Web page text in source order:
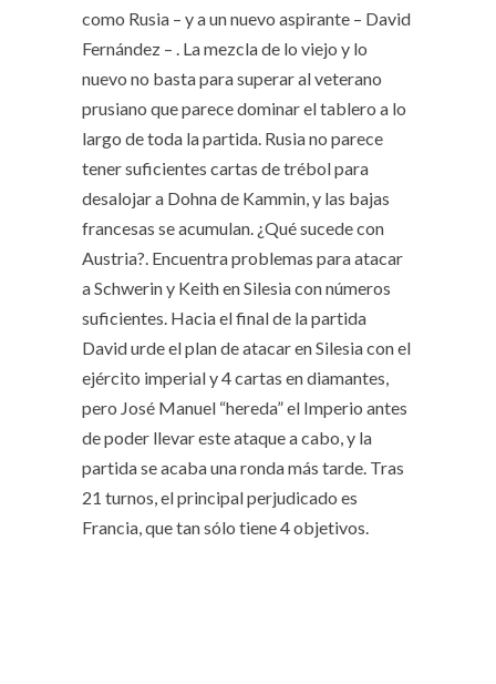
como Rusia – y a un nuevo aspirante – David
Fernández – . La mezcla de lo viejo y lo
nuevo no basta para superar al veterano
prusiano que parece dominar el tablero a lo
largo de toda la partida. Rusia no parece
tener suficientes cartas de trébol para
desalojar a Dohna de Kammin, y las bajas
francesas se acumulan. ¿Qué sucede con
Austria?. Encuentra problemas para atacar
a Schwerin y Keith en Silesia con números
suficientes. Hacia el final de la partida
David urde el plan de atacar en Silesia con el
ejército imperial y 4 cartas en diamantes,
pero José Manuel “hereda” el Imperio antes
de poder llevar este ataque a cabo, y la
partida se acaba una ronda más tarde. Tras
21 turnos, el principal perjudicado es
Francia, que tan sólo tiene 4 objetivos.